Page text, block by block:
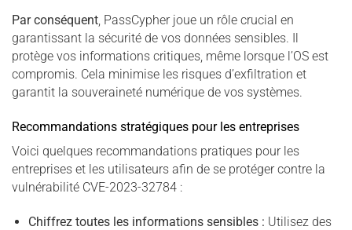
Par conséquent, PassCypher joue un rôle crucial en
garantissant la sécurité de vos données sensibles. Il
protège vos informations critiques, même lorsque l’OS est
compromis. Cela minimise les risques d’exfiltration et
garantit la souveraineté numérique de vos systèmes.
Recommandations stratégiques pour les entreprises
Voici quelques recommandations pratiques pour les
entreprises et les utilisateurs afin de se protéger contre la
vulnérabilité CVE-2023-32784 :
Chiffrez toutes les informations sensibles : Utilisez des